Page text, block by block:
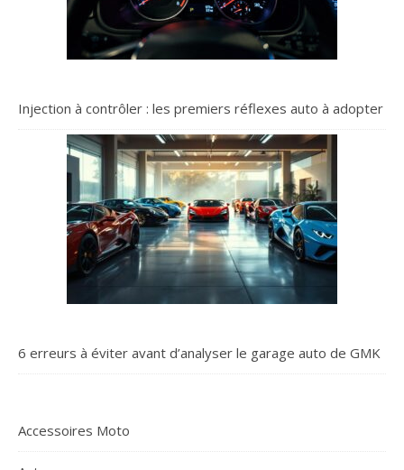
Injection à contrôler : les premiers réflexes auto à adopter
6 erreurs à éviter avant d’analyser le garage auto de GMK
Accessoires Moto